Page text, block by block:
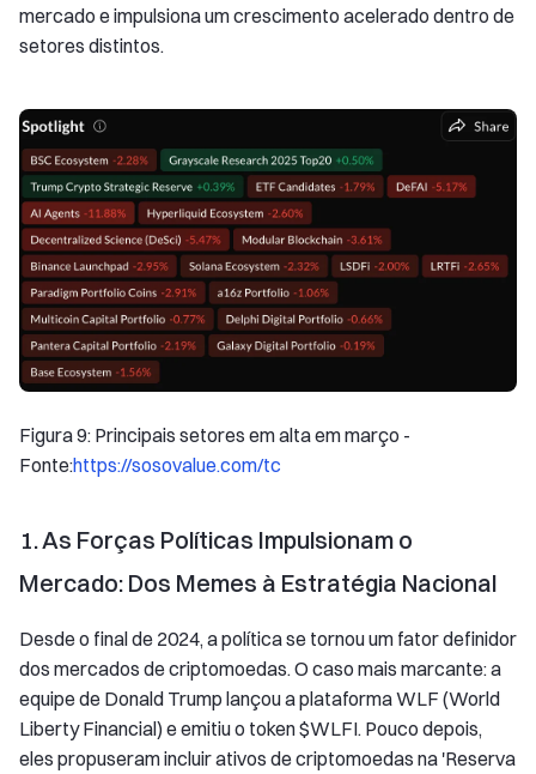
mercado e impulsiona um crescimento acelerado dentro de
setores distintos.
Figura 9: Principais setores em alta em março -
Fonte:https://sosovalue.com/tc
1. As Forças Políticas Impulsionam o
Mercado: Dos Memes à Estratégia Nacional
Desde o final de 2024, a política se tornou um fator definidor
dos mercados de criptomoedas. O caso mais marcante: a
equipe de Donald Trump lançou a plataforma WLF (World
Liberty Financial) e emitiu o token $WLFI. Pouco depois,
eles propuseram incluir ativos de criptomoedas na 'Reserva